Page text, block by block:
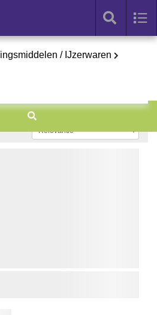
Toggle
search
/ IJzerwaren